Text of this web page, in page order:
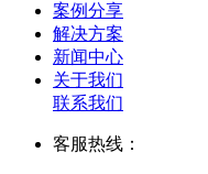
案例分享
解决方案
新闻中心
关于我们
联系我们
客服热线：